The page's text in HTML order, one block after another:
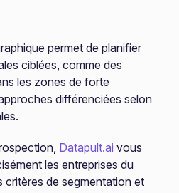
permet de planifier
ciblées, comme des
les zones de forte
différenciées selon
Datapult.ai vous
les entreprises du
critères de segmentation et